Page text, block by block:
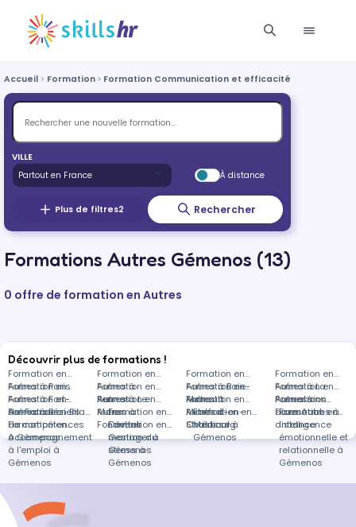
Accueil Formation Formation Communication et efficacité personnelle
VILLE
À distance
Plus de filtres2 Rechercher
Formations Autres Gémenos (13)
0 offre de formation en Autres
Découvrir plus de formations !
Formation en
Autres à Paris
Formation en
Autres à
Rennes
Formation en
Autres à Baie-
Mahault
Formation en
Autres à La
Possession
Formation en
Autres à Fort-
de-France
Formation en
Autres à Le
Mans
Formation en
Autres à
Montfort-en-
Chalosse
Formation en
Autres à
Fouesnant
Formation en
Autres à Béziers
Formation en
Autres à
Fondettes
Formation en
Autres à
Strasbourg
Formations
dans Autres à
distance
Formation en Bilan
de compétences
à Gémenos
Formation en
Devenir
manager à
Gémenos
Formation en
Médical à
Gémenos
Formation en
Intelligence
émotionnelle et
relationnelle à
Gémenos
Formation en
Accompagnement
à l'emploi à
Gémenos
Formation en
Gestion du
stress à
Gémenos